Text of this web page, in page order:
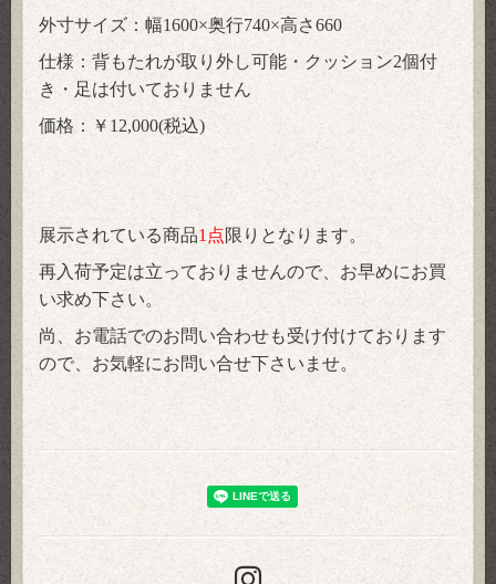
外寸サイズ：幅1600×奥行740×高さ660
仕様：背もたれが取り外し可能・クッション2個付
き・足は付いておりません
価格：￥12,000(税込)
展示されている商品1点 限りとなります。
再入荷予定は立っておりませんので、お早めにお買
い求め下さい。
尚、お電話でのお問い合わせも受け付けております
ので、お気軽にお問い合せ下さいませ。